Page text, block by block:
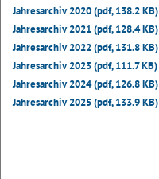
Jahresarchiv 2020 (pdf, 138.2 KB)
Jahresarchiv 2021 (pdf, 128.4 KB)
Jahresarchiv 2022 (pdf, 131.8 KB)
Jahresarchiv 2023 (pdf, 111.7 KB)
Jahresarchiv 2024 (pdf, 126.8 KB)
Jahresarchiv 2025 (pdf, 133.9 KB)